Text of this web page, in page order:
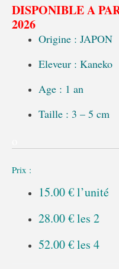
DISPONIBLE A
2026
Origine : JAPON
Eleveur : Kaneko
Age : 1 an
Taille : 3 – 5 cm
Prix :
15.00 € l’unité
28.00 € les 2
52.00 € les 4